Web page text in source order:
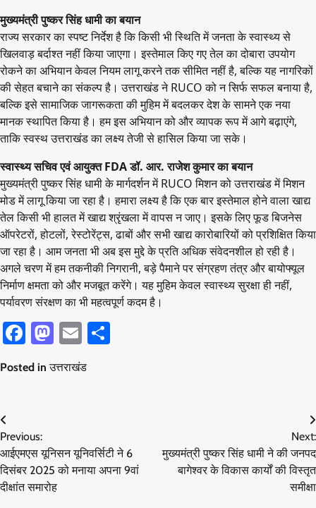
मुख्यमंत्री पुष्कर सिंह धामी का बयान
राज्य सरकार का स्पष्ट निर्देश है कि किसी भी स्थिति में जनता के स्वास्थ्य से
खिलवाड़ बर्दाश्त नहीं किया जाएगा। इस्तेमाल किए गए तेल का दोबारा उपयोग
रोकने का अभियान केवल नियम लागू करने तक सीमित नहीं है, बल्कि यह नागरिकों
की सेहत बचाने का संकल्प है। उत्तराखंड ने RUCO को न सिर्फ सफल बनाया है,
बल्कि इसे सामाजिक जागरूकता की मुहिम में बदलकर देश के सामने एक नया
मानक स्थापित किया है। हम इस अभियान को और व्यापक रूप में आगे बढ़ाएंगे,
ताकि स्वस्थ उत्तराखंड का लक्ष्य तेजी से हासिल किया जा सके।
स्वास्थ्य सचिव एवं आयुक्त FDA डॉ. आर. राजेश कुमार का बयान
मुख्यमंत्री पुष्कर सिंह धामी के मार्गदर्शन में RUCO मिशन को उत्तराखंड में मिशन
मोड में लागू किया जा रहा है। हमारा लक्ष्य है कि एक बार इस्तेमाल होने वाला खाद्य
तेल किसी भी हालत में खाद्य श्रृंखला में वापस न जाए। इसके लिए फूड बिजनेस
ऑपरेटरों, होटलों, रेस्टोरेंट्स, ढाबों और सभी खाद्य कारोबारियों को प्रशिक्षित किया
जा रहा है। आम जनता भी अब इस मुद्दे के प्रति अधिक संवेदनशील हो रही है।
अगले चरण में हम तकनीकी निगरानी, बड़े पैमाने पर संग्रहण तंत्र और बायोफ्यूल
निर्माण क्षमता को और मजबूत करेंगे। यह मुहिम केवल स्वास्थ्य सुरक्षा ही नहीं,
पर्यावरण संरक्षण का भी महत्वपूर्ण कदम है।
Facebook
Mastodon
Email
Posted inउत्तराखंड
Post
navigation
Previous:
आईएमएस यूनिसन यूनिवर्सिटी ने 6
दिसंबर 2025 को मनाया अपना 9वां
दीक्षांत समारोह
Next:
मुख्यमंत्री पुष्कर सिंह धामी ने की जनपद
बागेश्वर के विकास कार्यों की विस्तृत
समीक्षा